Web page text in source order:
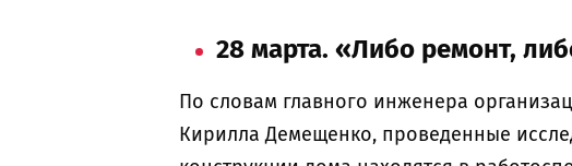
28 марта. «Либо ремонт,
По словам главного инженера
Кирилла Демещенко, проведенные